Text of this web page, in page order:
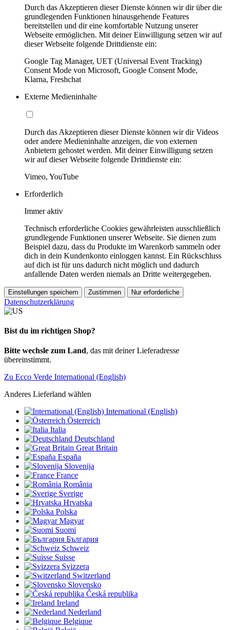
Durch das Akzeptieren dieser Dienste können wir dir über die
grundlegenden Funktionen hinausgehende Features
bereitstellen und dir eine komfortable Nutzung unserer
Webseite ermöglichen. Mit deiner Einwilligung setzen wir auf
dieser Webseite folgende Drittdienste ein:
Google Tag Manager, UET (Universal Event Tracking)
Consent Mode von Microsoft, Google Consent Mode,
Klarna, Freshchat
Externe Medieninhalte
Durch das Akzeptieren dieser Dienste können wir dir Videos
oder andere Medieninhalte anzeigen, die von externen
Anbietern gehostet werden. Mit deiner Einwilligung setzen
wir auf dieser Webseite folgende Drittdienste ein:
Vimeo, YouTube
Erforderlich
Immer aktiv
Technisch erforderliche Cookies gewährleisten ausschließlich
grundlegende Funktionen unserer Webseite. Sie dienen zum
Beispiel dazu, dass du Produkte im Warenkorb sammeln oder
dich in dein Kundenkonto einloggen kannst. Ein Rückschluss
auf dich ist für uns dadurch nicht möglich und dadurch
anfallende Daten werden niemals an Dritte weitergegeben.
Einstellungen speichern Zustimmen Nur erforderliche
Datenschutzerklärung
Bist du im richtigen Shop?
Bitte wechsle zum Land, das mit deiner Lieferadresse
übereinstimmt.
Zu Ecco Verde International (English)
Anderes Lieferland wählen
International (English)
Österreich
Italia
Deutschland
Great Britain
España
Slovenija
France
România
Sverige
Hrvatska
Polska
Magyar
Suomi
България
Schweiz
Suisse
Svizzera
Switzerland
Slovensko
Česká republika
Ireland
Nederland
Belgique